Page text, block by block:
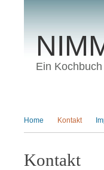
Ein
Home
Kontakt
Kontakt